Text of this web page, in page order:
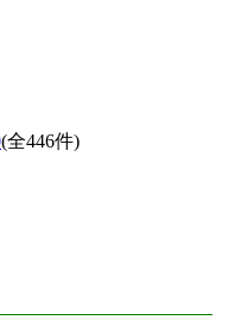
(全446件)